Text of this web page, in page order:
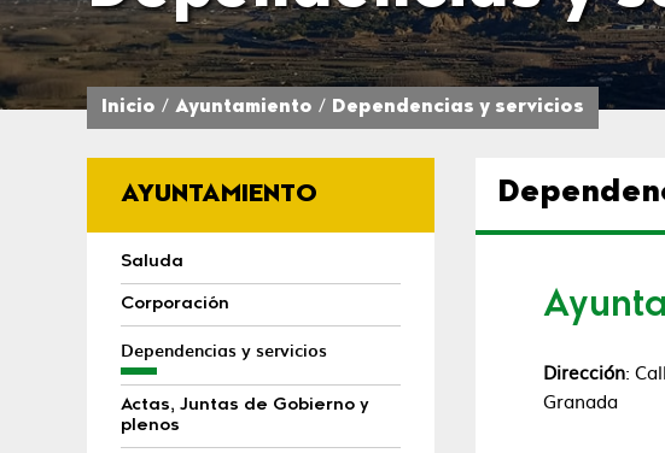
Inicio Ayuntamiento Dependencias y servicios
AYUNTAMIENTO
Saluda
Corporación
Dependencias y servicios
Actas, Juntas de Gobierno y
plenos
Dirección:
Granada